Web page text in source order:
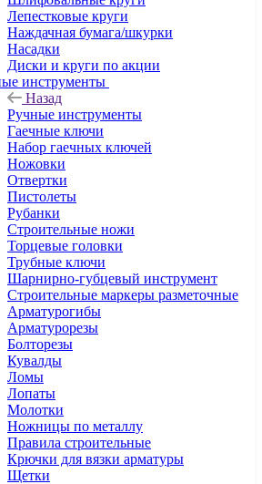
Лепестковые круги
Наждачная бумага/шкурки
Насадки
Диски и круги по акции
инструменты
Назад
Ручные инструменты
Гаечные ключи
Набор гаечных ключей
Ножовки
Отвертки
Пистолеты
Рубанки
Строительные ножи
Торцевые головки
Трубные ключи
Шарнирно-губцевый инструмент
Строительные маркеры разметочные
Арматурогибы
Арматурорезы
Болторезы
Кувалды
Ломы
Лопаты
Молотки
Ножницы по металлу
Правила строительные
Крючки для вязки арматуры
Щетки